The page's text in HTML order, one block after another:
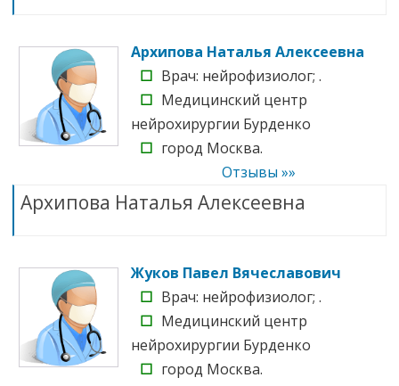
Архипова Наталья Алексеевна
☐ Врач: нейрофизиолог; .
☐ Медицинский центр
нейрохирургии Бурденко
☐ город Москва.
Отзывы »»
Архипова Наталья Алексеевна
Жуков Павел Вячеславович
☐ Врач: нейрофизиолог; .
☐ Медицинский центр
нейрохирургии Бурденко
☐ город Москва.